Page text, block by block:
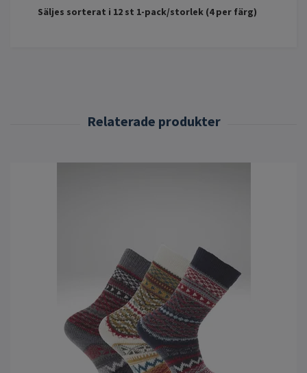
Säljes sorterat i 12 st 1-pack/storlek (4 per färg)